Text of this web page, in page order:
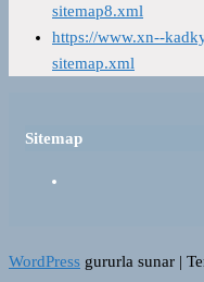
sitemap8.xml
https://www.xn--
sitemap.xml
Sitemap
WordPress gururla sunar |